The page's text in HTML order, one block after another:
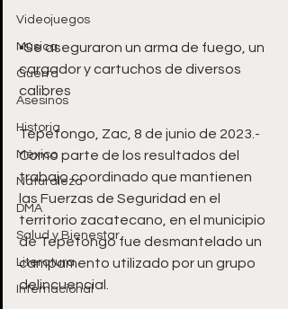
Videojuegos
Música
Guerra
Asesinos
Historia
México
Naturaleza
DMA
Salud y Bienestar
Literatura
Internacional
▪️Se aseguraron un arma de fuego, un
cargador y cartuchos de diversos
calibres
Tepetongo, Zac, 8 de junio de 2023.-
Como parte de los resultados del
trabajo coordinado que mantienen
las Fuerzas de Seguridad en el
territorio zacatecano, en el municipio
de Tepetongo fue desmantelado un
campamento utilizado por un grupo
delincuencial.